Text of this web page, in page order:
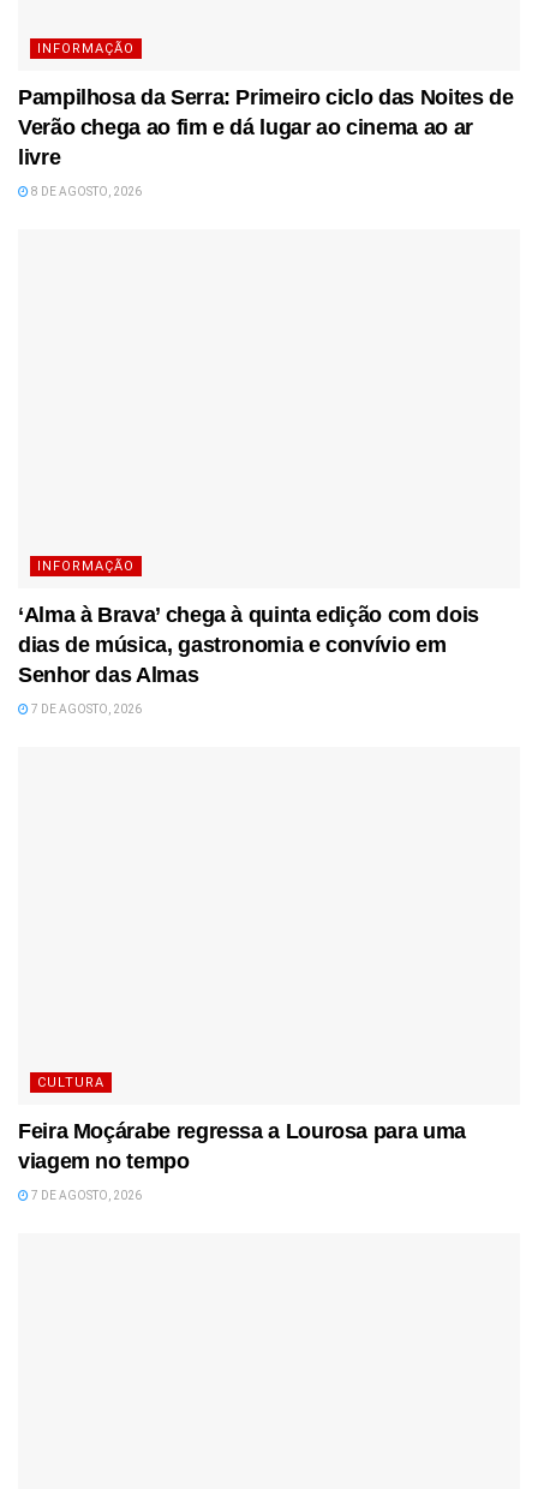
INFORMAÇÃO
Pampilhosa da Serra: Primeiro ciclo das Noites de
Verão chega ao fim e dá lugar ao cinema ao ar
livre
8 DE AGOSTO, 2026
INFORMAÇÃO
‘Alma à Brava’ chega à quinta edição com dois
dias de música, gastronomia e convívio em
Senhor das Almas
7 DE AGOSTO, 2026
CULTURA
Feira Moçárabe regressa a Lourosa para uma
viagem no tempo
7 DE AGOSTO, 2026